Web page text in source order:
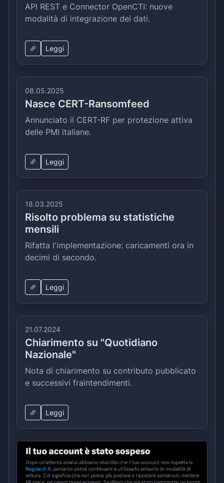
API REST e Connector OpenCTI: nuove
modalità di integrazione dei dati.
Leggi
08.05.2025
Nasce CERT-Ransomfeed
Annunciato il CERT-RF per protezione attiva
delle PMI italiane.
Leggi
18.03.2025
Risolto problema su statistiche
mensili
Rifatta l'implementazione: caricamenti ora in
decimi di secondo.
Leggi
21.07.2024
Chiarimento su "Quotidiano
Nazionale"
Nota di chiarimento su contributo pubblicato
e successivi fraintendimenti.
Leggi